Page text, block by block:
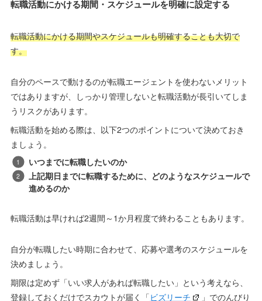
るかを考えておけば、面接でも正しく自分をアピールすることが
応募書類を作る際も、資格や経歴だけでなく「自分に何ができる
のか」をわかりやすく文章や数字で表現することを意識すると通
転職活動にかける期間・スケジュールを明確に設定する
転職活動にかける期間やスケジュールも明確することも大切で
す。
自分のペースで動けるのが転職エージェントを使わないメリット
うリスクがあります。
ましょう。
いつまでに転職したいのか
上記期日までに転職するために、どのようなスケジュールで
進めるのか